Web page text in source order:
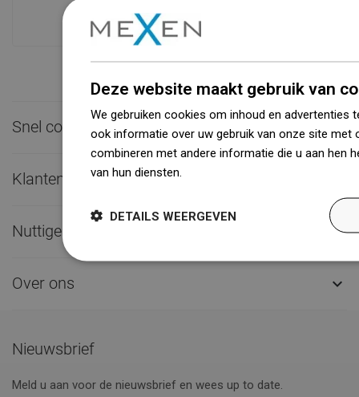
dan 1500.000 beschikbare producten!
Snel contact 
Klantenservice
Nuttige links 
Over ons 
Nieuwsbrief
Meld u aan voor de nieuwsbrief en wees up to date.
Deze website maakt gebruik van
We gebruiken cookies om inhoud en advertenties
ook informatie over uw gebruik van onze site met
combineren met andere informatie die u aan hen
van hun diensten.
DETAILS WEERGEVEN